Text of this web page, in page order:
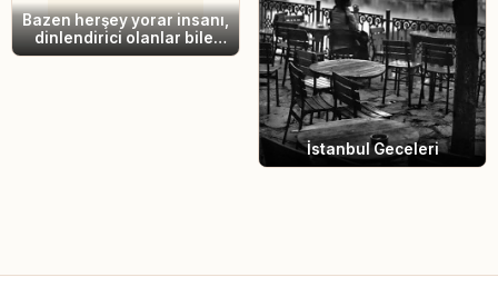
Bazen herşey yorar insanı,
dinlendirici olanlar bile.
Yorucu olduğu için
İstanbul Geceleri